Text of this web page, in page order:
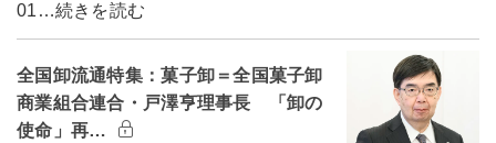
01…続きを読む
全国卸流通特集：菓子卸＝全国菓子卸
商業組合連合・戸澤亨理事長 「卸の
使命」再…